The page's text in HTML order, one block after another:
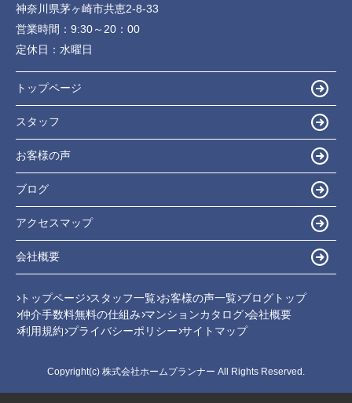
神奈川県茅ヶ崎市共恵2-8-33
営業時間： 9:30～20：00
定休日： 水曜日
トップページ
スタッフ
お客様の声
ブログ
アクセスマップ
会社概要
トップページ スタッフ一覧 お客様の声一覧 ブログトップ
仲介手数料無料の仕組み マンションカタログ 会社概要
利用規約 プライバシーポリシー サイトマップ
Copyright(c) 株式会社ホームプランナー All Rights Reserved.